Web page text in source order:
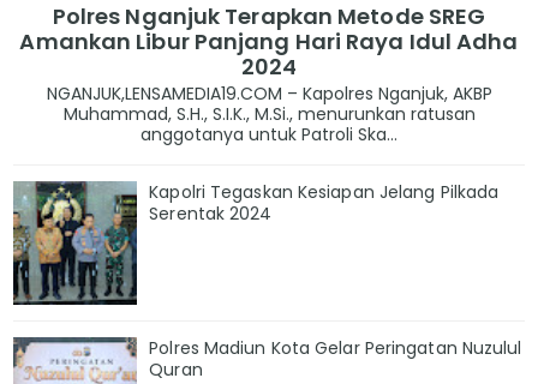
Polres Nganjuk Terapkan Metode SREG
Amankan Libur Panjang Hari Raya Idul Adha
2024
NGANJUK,LENSAMEDIA19.COM – Kapolres Nganjuk, AKBP
Muhammad, S.H., S.I.K., M.Si., menurunkan ratusan
anggotanya untuk Patroli Ska...
Kapolri Tegaskan Kesiapan Jelang Pilkada
Serentak 2024
Polres Madiun Kota Gelar Peringatan Nuzulul
Quran